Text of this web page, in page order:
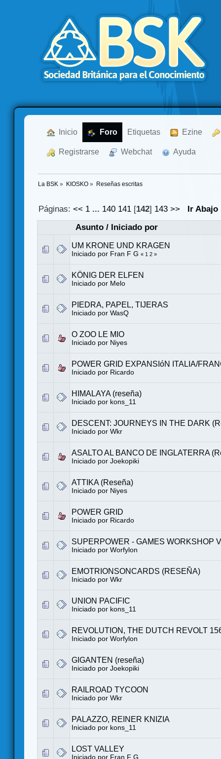
Inicio Foro Etiquetas Ezine
Registrarse Webchat Ayuda
La BSK » KIOSKO» Reseñas escritas
Páginas:<< 1 ... 140 141 [142] 143 >>
Ir Abajo
Asunto/ Iniciado por
UM KRONE UND KRAGEN
Iniciado por Fran F G « 1 2 »
KÖNIG DER ELFEN
Iniciado por Melo
PIEDRA, PAPEL, TIJERAS
Iniciado por WasQ
O ZOO LE MIO
Iniciado por Niyes
POWER GRID EXPANSIóN ITALIA/
Iniciado por Ricardo
HIMALAYA (reseña)
Iniciado por kons_11
DESCENT: JOURNEYS IN THE DARK
Iniciado por Wkr
ASALTO AL BANCO DE INGLATERRA
Iniciado por Joekopiki
ATTIKA (Reseña)
Iniciado por Niyes
POWER GRID
Iniciado por Ricardo
SUPERPOWER - GAMES WORKSHOP
Iniciado por Worfylon
EMOTRIONSONCARDS (RESEÑA)
Iniciado por Wkr
UNION PACIFIC
Iniciado por kons_11
REVOLUTION, THE DUTCH REVOLT
Iniciado por Worfylon
GIGANTEN (reseña)
Iniciado por Joekopiki
RAILROAD TYCOON
Iniciado por Wkr
PALAZZO, REINER KNIZIA
Iniciado por kons_11
LOST VALLEY
Iniciado por Fran F G